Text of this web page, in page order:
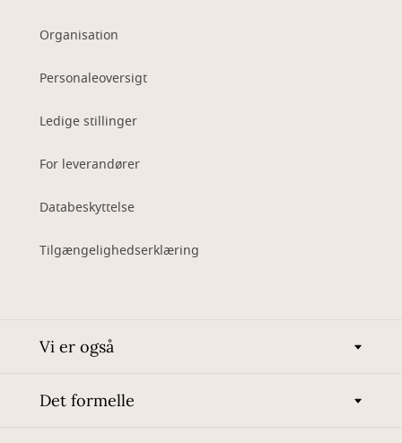
Organisation
Personaleoversigt
Ledige stillinger
For leverandører
Databeskyttelse
Tilgængelighedserklæring
Vi er også
Det formelle